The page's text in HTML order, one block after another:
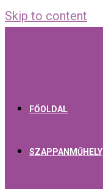
Skip to content
FŐOLDAL
SZAPPANMŰHELY